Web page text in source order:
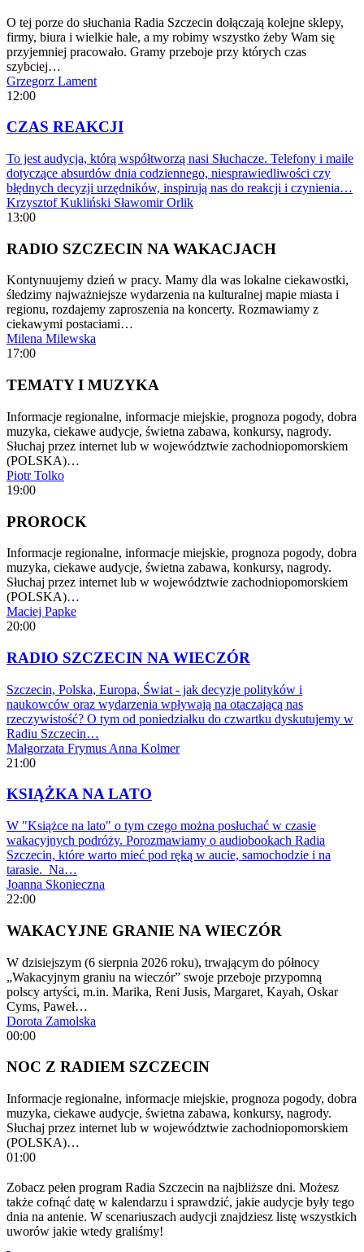
O tej porze do słuchania Radia Szczecin dołączają kolejne sklepy,
firmy, biura i wielkie hale, a my robimy wszystko żeby Wam się
przyjemniej pracowało. Gramy przeboje przy których czas
szybciej…
Grzegorz Lament
12:00
CZAS REAKCJI
To jest audycja, którą współtworzą nasi Słuchacze. Telefony i maile
dotyczące absurdów dnia codziennego, niesprawiedliwości czy
błędnych decyzji urzędników, inspirują nas do reakcji i czynienia…
Krzysztof Kukliński Sławomir Orlik
13:00
RADIO SZCZECIN NA WAKACJACH
Kontynuujemy dzień w pracy. Mamy dla was lokalne ciekawostki,
śledzimy najważniejsze wydarzenia na kulturalnej mapie miasta i
regionu, rozdajemy zaproszenia na koncerty. Rozmawiamy z
ciekawymi postaciami…
Milena Milewska
17:00
TEMATY I MUZYKA
Informacje regionalne, informacje miejskie, prognoza pogody, dobra
muzyka, ciekawe audycje, świetna zabawa, konkursy, nagrody.
Słuchaj przez internet lub w województwie zachodniopomorskiem
(POLSKA)…
Piotr Tolko
19:00
PROROCK
Informacje regionalne, informacje miejskie, prognoza pogody, dobra
muzyka, ciekawe audycje, świetna zabawa, konkursy, nagrody.
Słuchaj przez internet lub w województwie zachodniopomorskiem
(POLSKA)…
Maciej Papke
20:00
RADIO SZCZECIN NA WIECZÓR
Szczecin, Polska, Europa, Świat - jak decyzje polityków i
naukowców oraz wydarzenia wpływają na otaczającą nas
rzeczywistość? O tym od poniedziałku do czwartku dyskutujemy w
Radiu Szczecin…
Małgorzata Frymus Anna Kolmer
21:00
KSIĄŻKA NA LATO
W "Książce na lato" o tym czego można posłuchać w czasie
wakacyjnych podróży. Porozmawiamy o audiobookach Radia
Szczecin, które warto mieć pod ręką w aucie, samochodzie i na
tarasie. Na…
Joanna Skonieczna
22:00
WAKACYJNE GRANIE NA WIECZÓR
W dzisiejszym (6 sierpnia 2026 roku), trwającym do północy
„Wakacyjnym graniu na wieczór” swoje przeboje przypomną
polscy artyści, m.in. Marika, Reni Jusis, Margaret, Kayah, Oskar
Cyms, Paweł…
Dorota Zamolska
00:00
NOC Z RADIEM SZCZECIN
Informacje regionalne, informacje miejskie, prognoza pogody, dobra
muzyka, ciekawe audycje, świetna zabawa, konkursy, nagrody.
Słuchaj przez internet lub w województwie zachodniopomorskiem
(POLSKA)…
01:00
Zobacz pełen program Radia Szczecin na najbliższe dni. Możesz
także cofnąć datę w kalendarzu i sprawdzić, jakie audycje były tego
dnia na antenie. W scenariuszach audycji znajdziesz listę wszystkich
uworów jakie wtedy graliśmy!